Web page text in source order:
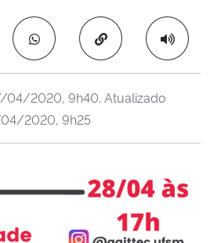
Inovações e Comunicações
Copiar para área
04/2020, 9h40. Atualizado
2020, 9h25